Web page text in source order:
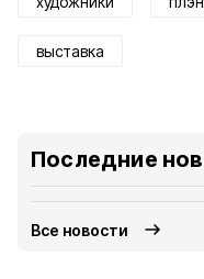
выставка
Последние
Все новости